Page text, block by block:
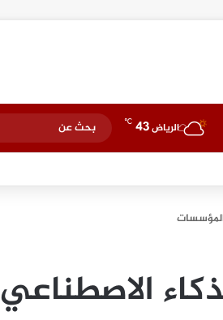
الرياض43
℃
الاصطناعي